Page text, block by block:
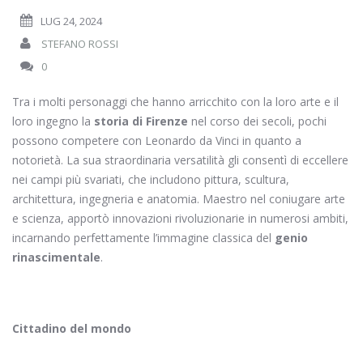
LUG 24, 2024
STEFANO ROSSI
0
Tra i molti personaggi che hanno arricchito con la loro arte e il
loro ingegno la storia di Firenze nel corso dei secoli, pochi
possono competere con Leonardo da Vinci in quanto a
notorietà. La sua straordinaria versatilità gli consentì di eccellere
nei campi più svariati, che includono pittura, scultura,
architettura, ingegneria e anatomia. Maestro nel coniugare arte
e scienza, apportò innovazioni rivoluzionarie in numerosi ambiti,
incarnando perfettamente l’immagine classica del genio
rinascimentale.
Cittadino del mondo